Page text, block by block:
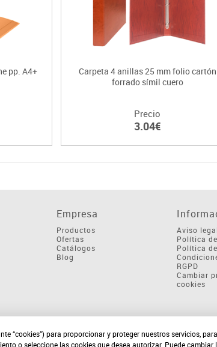
pp. A4+
Carpeta 4 anillas 25 mm folio cartón
forrado símil cuero
Precio
3.04€
Empresa
Productos
Ofertas
Catálogos
Blog
Aviso legal
Política
Política
RGPD
Cambiar
cookies
“cookies”) para proporcionar y proteger nuestros servicios,
o seleccione las cookies que desea autorizar. Puede cambiar